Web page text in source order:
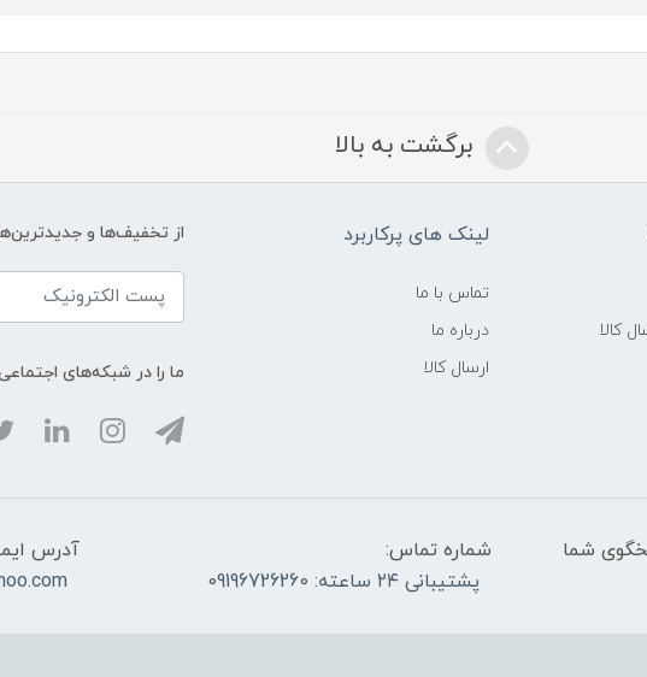
برگشت به بالا
کالا
لینک های پرکاربرد
تماس با ما
درباره ما
ارسال کالا
از تخفیف‌ها و
ما را در شبکه‌های
شما
شماره تماس:
پشتیبانی ۲۴ ساعته: 09196726260
آدرس